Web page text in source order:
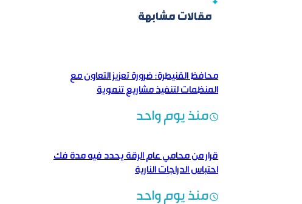
مقالات مشابهة
محافظ القنيطرة: ضرورة تعزيز التعاون مع
المنظمات لتنفيذ مشاريع تنموية
منذ يوم واحد
قرار من محامي عام الرقة يحدد فيه مدة فك
احتباس الدراجات النارية
منذ يوم واحد